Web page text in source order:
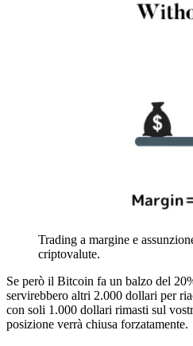
Trading a margine e
criptovalute.
Se però il Bitcoin fa un balzo del
servirebbero altri 2.000 dollari per
con soli 1.000 dollari rimasti sul
posizione verrà chiusa forzatamente.